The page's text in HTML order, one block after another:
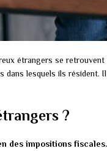
étrangers se
lesquels ils résident.
?
des impositions fiscales.